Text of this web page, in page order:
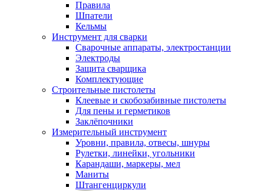
Правила
Шпатели
Кельмы
Инструмент для сварки
Сварочные аппараты, электростанции
Электроды
Защита сварщика
Комплектующие
Строительные пистолеты
Клеевые и скобозабивные пистолеты
Для пены и герметиков
Заклёпочники
Измерительный инструмент
Уровни, правила, отвесы, шнуры
Рулетки, линейки, угольники
Карандаши, маркеры, мел
Маниты
Штангенциркули